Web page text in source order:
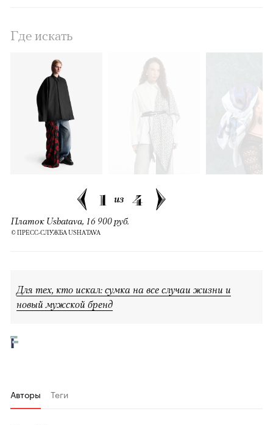
Где искать
1 из 4
Платок Ushatava, 16 900 руб.
© ПРЕСС-СЛУЖБА USHATAVA
Для тех, кто искал: сумка на все случаи жизни и
новый мужской бренд
Авторы Теги